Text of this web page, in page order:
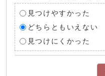
見つけやすかった
どちらともいえない
見つけにくかった